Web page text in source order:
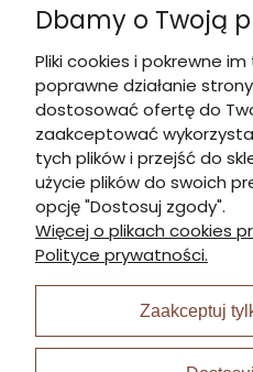
Kontakt
Informacje
Płatności i dostawa
Moje konto
I Nagroda w plabiscycie:
Dbamy o Twoją
Pliki cookies i pokrewne
poprawne działanie
dostosować ofertę do
zaakceptować
tych plików i przejść do
użycie plików do swoich
opcję "Dostosuj zgody".
Więcej o plikach cookies
Polityce prywatności.
Zaakceptuj